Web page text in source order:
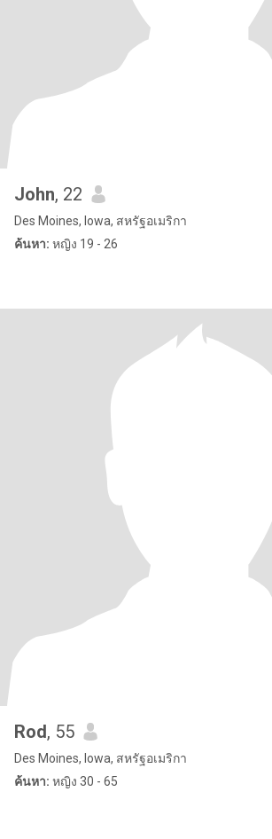
John, 22
Des Moines, Iowa, สหรัฐอเมริกา
ค้นหา: หญิง 19 - 26
Rod, 55
Des Moines, Iowa, สหรัฐอเมริกา
ค้นหา: หญิง 30 - 65